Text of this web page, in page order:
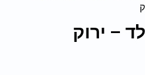
– ירוק